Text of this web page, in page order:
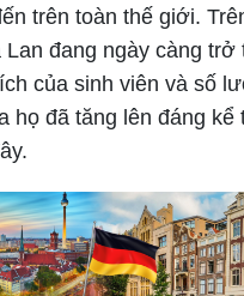
trên toàn thế giới.
đang ngày càng trở
của sinh viên và số
họ đã tăng lên đáng kể